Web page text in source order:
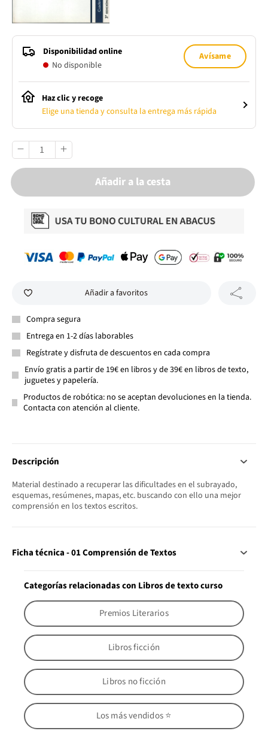
Disponibilidad online
No disponible
Avísame
Haz clic y recoge
Elige una tienda y consulta la entrega más rápida
Añadir a la cesta
Añadir a favoritos
Compra segura
Entrega en 1-2 días laborables
Regístrate y disfruta de descuentos en cada compra
Envío gratis a partir de 19€ en libros y de 39€ en libros de texto,
juguetes y papelería.
Productos de robótica: no se aceptan devoluciones en la tienda.
Contacta con atención al cliente.
Descripción
Material destinado a recuperar las dificultades en el subrayado,
esquemas, resúmenes, mapas, etc. buscando con ello una mejor
comprensión en los textos escritos.
Ficha técnica - 01 Comprensión de Textos
Categorías relacionadas con Libros de texto curso
Premios Literarios
Libros ficción
Libros no ficción
Los más vendidos ⭐